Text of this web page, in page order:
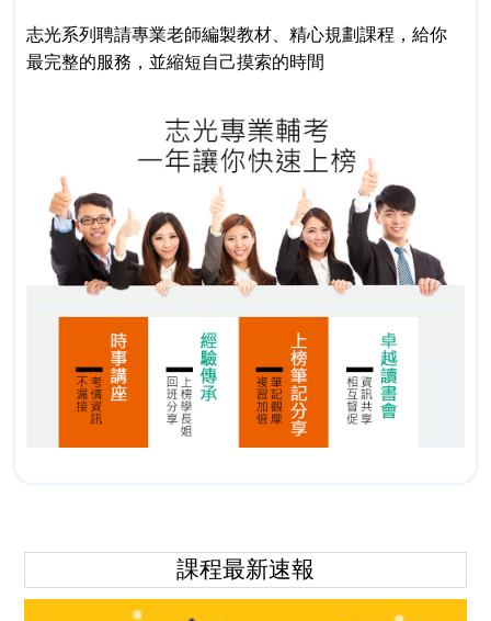
課程最新速報
志光系列聘請專業老師編製教材、精心規劃課程，給你
最完整的服務，並縮短自己摸索的時間